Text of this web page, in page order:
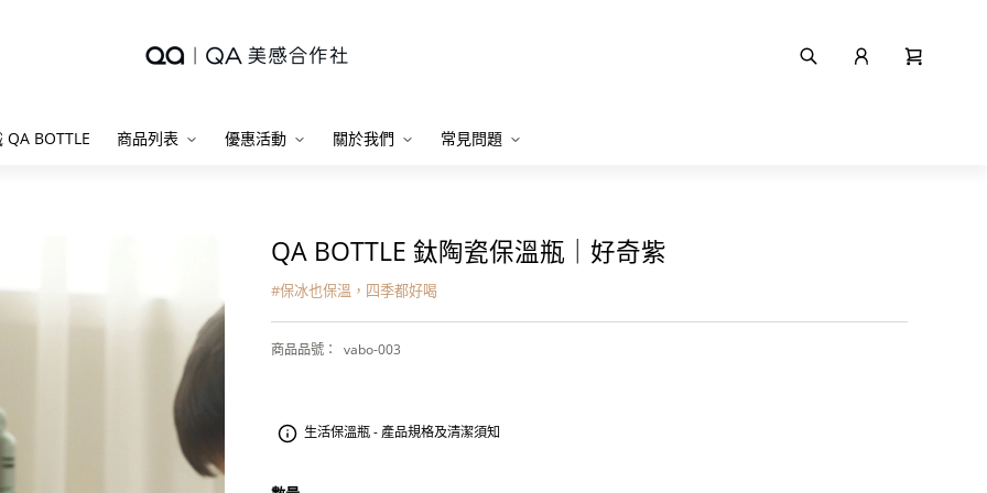
QA BOTTLE 商品列表 優惠活動 關於我們 常見問題
QA BOTTLE 鈦陶瓷保溫瓶｜好奇紫
#保冰也保溫，四季都好喝
商品品號 ： vabo-003
生活保溫瓶 - 產品規格及清潔須知